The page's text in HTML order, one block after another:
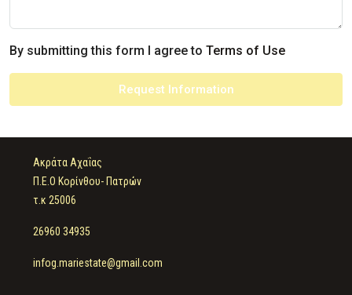
By submitting this form I agree to Terms of Use
Request Information
Ακράτα Αχαΐας
Π.Ε.Ο Κορίνθου- Πατρών
τ.κ 25006
26960 34935
infog.mariestate@gmail.com